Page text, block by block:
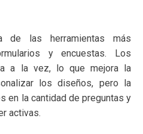
las herramientas más
y encuestas. Los
a la vez, lo que mejora la
los diseños, pero la
en la cantidad de preguntas y
activas.